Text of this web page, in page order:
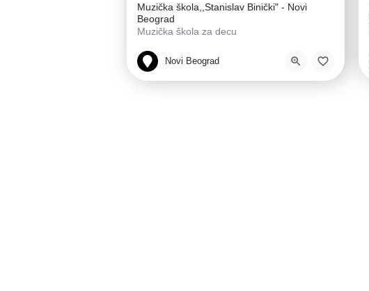
Muzička škola,,Stanislav Binički" - Novi
Beograd
Muzička škola za decu
Umetnička škola
Novi Beograd